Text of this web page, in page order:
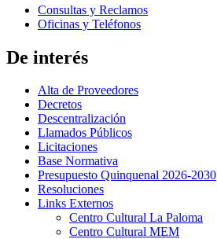
Consultas y Reclamos
Oficinas y Teléfonos
De interés
Alta de Proveedores
Decretos
Descentralización
Llamados Públicos
Licitaciones
Base Normativa
Presupuesto Quinquenal 2026-2030
Resoluciones
Links Externos
Centro Cultural La Paloma
Centro Cultural MEM